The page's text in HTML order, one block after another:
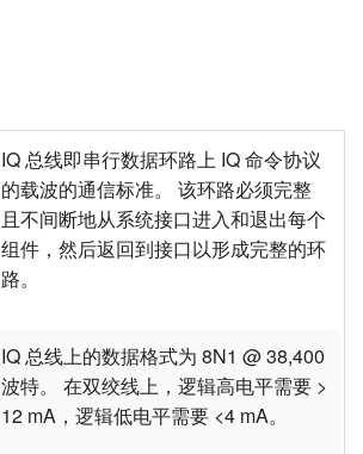
IQ 总线即串行数据环路上 IQ 命令协议
的载波的通信标准。 该环路必须完整
且不间断地从系统接口进入和退出每个
组件，然后返回到接口以形成完整的环
路。
IQ 总线上的数据格式为 8N1 @ 38,400
波特。 在双绞线上，逻辑高电平需要 >
12 mA，逻辑低电平需要 <4 mA。